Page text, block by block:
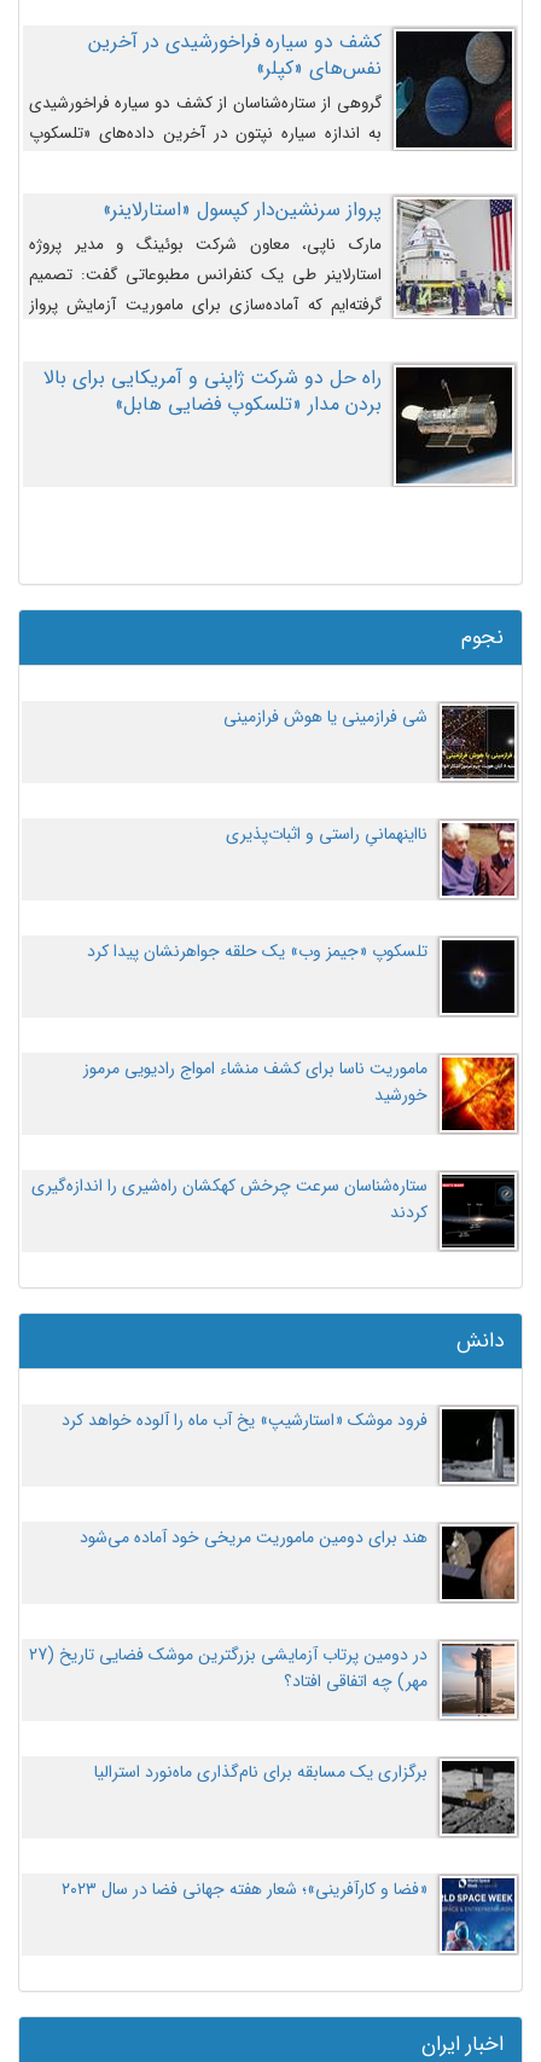
کشف دو سیاره فراخورشیدی در آخرین
نفس‌های «کپلر»
گروهی از ستاره‌شناسان از کشف دو سیاره فراخورشیدی
به اندازه سیاره نپتون در آخرین داده‌های «تلسکوپ
پرواز سرنشین‌دار کپسول «استارلاینر»
مارک ناپی، معاون شرکت بوئینگ و مدیر پروژه
استارلاینر طی یک کنفرانس مطبوعاتی گفت: تصمیم
گرفته‌ایم که آماده‌سازی برای ماموریت آزمایش پرواز
اصلاح کنیم.
راه حل دو شرکت ژاپنی و آمریکایی برای بالا
بردن مدار «تلسکوپ فضایی هابل»
نجوم
شی فرازمینی یا هوش فرازمینی
نااینهمانیِ راستی و اثبات‌پذیری
تلسکوپ «جیمز وب» یک حلقه جواهرنشان پیدا کرد
ماموریت ناسا برای کشف منشاء امواج رادیویی مرموز
خورشید
ستاره‌شناسان سرعت چرخش کهکشان راه‌شیری را اندازه‌گیری
کردند
دانش
فرود موشک «استارشیپ» یخ آب ماه را آلوده خواهد کرد
هند برای دومین ماموریت مریخی خود آماده می‌شود
در دومین پرتاب آزمایشی بزرگترین موشک فضایی تاریخ (27
مهر‌) چه اتفاقی افتاد؟
برگزاری یک مسابقه برای نام‌گذاری ماه‌نورد استرالیا
«فضا و کارآفرینی»؛ شعار هفته جهانی فضا در سال ۲۰۲۳
اخبار ایران